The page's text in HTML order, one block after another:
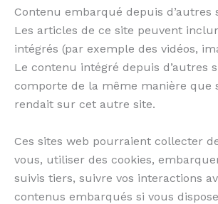
Contenu embarqué depuis d’autres
Les articles de ce site peuvent
intégrés (par exemple des vidéos,
Le contenu intégré depuis d’autres
comporte de la même manière que
rendait sur cet autre site.
Ces sites web pourraient collecter
vous, utiliser des cookies,
suivis tiers, suivre vos interactions
contenus embarqués si vous